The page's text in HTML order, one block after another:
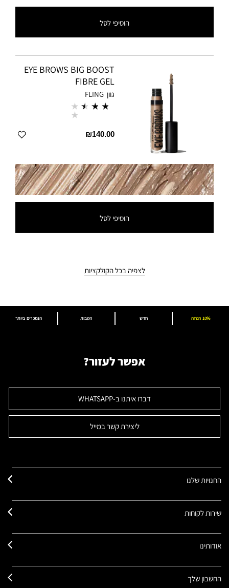
הוסיפי לסל
EYE BROWS BIG BOOST
FIBRE GEL
גוון FLING
₪140.00
הוסיפי לסל
לצפיה בכל הקולקציות
הנמכרים ביותר הטבות חדש 10% הנחה
אפשר לעזור?
דברו איתנו ב-WHATSAPP
ליצירת קשר במייל
החנויות שלנו
שירות לקוחות
אודותינו
החשבון שלך